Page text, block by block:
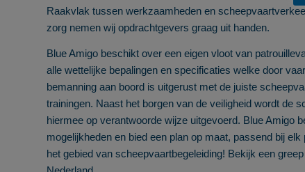
Raakvlak tussen werkzaamheden en
zorg nemen wij opdrachtgevers graag uit handen.
Blue Amigo beschikt over een eigen vloot van
alle wettelijke bepalingen en specificaties welke door
bemanning aan boord is uitgerust met de juiste
trainingen. Naast het borgen van de veiligheid wordt de
hiermee op verantwoorde wijze uitgevoerd. Blue Amigo
mogelijkheden en bied een plan op maat, passend bij
het gebied van scheepvaartbegeleiding! Bekijk een